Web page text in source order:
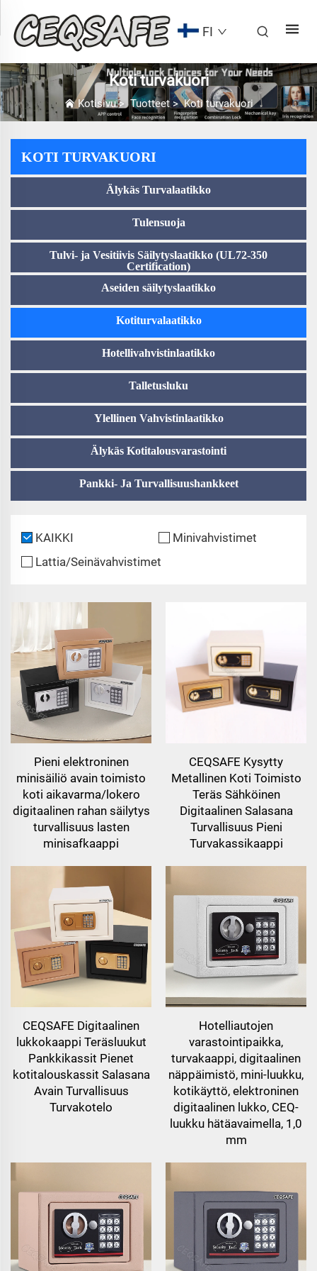
FI
Koti turvakuori
Kotisivu>Tuotteet>Koti turvakuori
KOTI TURVAKUORI
Älykäs Turvalaatikko
Tulensuoja
Tulvi- ja Vesitiivis Säilytyslaatikko (UL72-350
Certification)
Aseiden säilytyslaatikko
Kotiturvalaatikko
Hotellivahvistinlaatikko
Talletusluku
Ylellinen Vahvistinlaatikko
Älykäs Kotitalousvarastointi
Pankki- Ja Turvallisuushankkeet
KAIKKI
Minivahvistimet
Lattia/Seinävahvistimet
Pieni elektroninen
minisäiliö avain toimisto
koti aikavarma/lokero
digitaalinen rahan säilytys
turvallisuus lasten
minisafkaappi
CEQSAFE Kysytty
Metallinen Koti Toimisto
Teräs Sähköinen
Digitaalinen Salasana
Turvallisuus Pieni
Turvakassikaappi
CEQSAFE Digitaalinen
lukkokaappi Teräsluukut
Pankkikassit Pienet
kotitalouskassit Salasana
Avain Turvallisuus
Turvakotelo
Hotelliautojen
varastointipaikka,
turvakaappi, digitaalinen
näppäimistö, mini-luukku,
kotikäyttö, elektroninen
digitaalinen lukko, CEQ-
luukku hätäavaimella, 1,0
mm